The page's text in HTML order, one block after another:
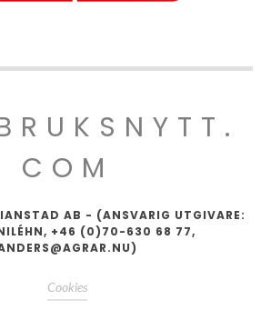
COM
AB - (ANSVARIG UTGIVARE:
+46 (0)70-630 68 77,
Cookies